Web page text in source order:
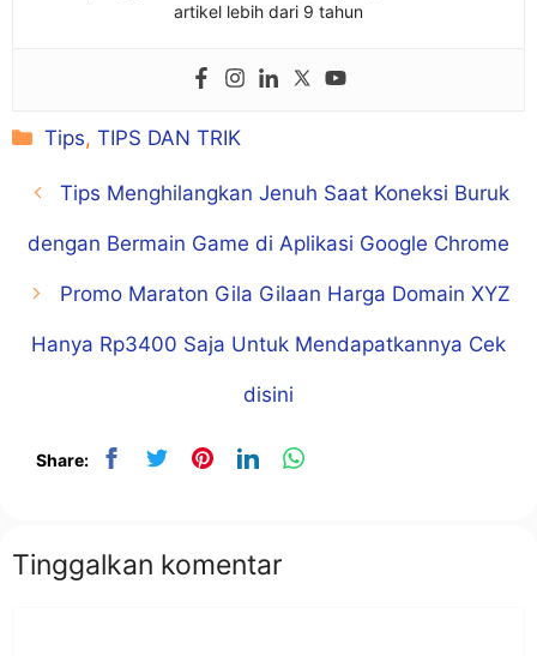
artikel lebih dari 9 tahun
Kategori
Tips,TIPS DAN TRIK
Tips Menghilangkan Jenuh Saat Koneksi Buruk
dengan Bermain Game di Aplikasi Google Chrome
Promo Maraton Gila Gilaan Harga Domain XYZ
Hanya Rp3400 Saja Untuk Mendapatkannya Cek
disini
Share:
Tinggalkan komentar